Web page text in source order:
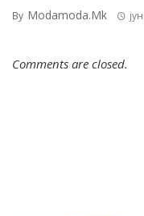
By Modamoda.mk
Comments are closed.